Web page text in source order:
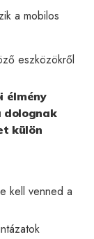
a mobilos
eszközökről
élmény
dolognak
külön
kell venned a